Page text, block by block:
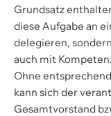
Grundsatz
diese Aufgabe an
delegieren,
auch mit
Ohne
kann sich der
Gesamtvorstand